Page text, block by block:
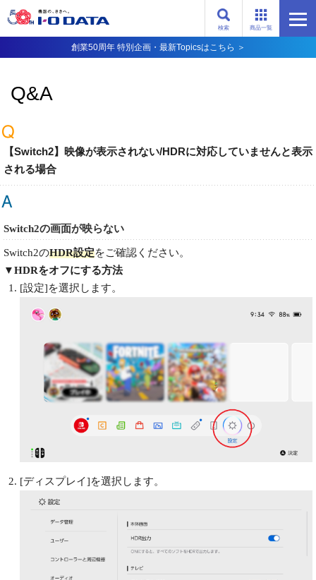
商品一覧
検索
創業50周年 特別企画・最新Topicsはこちら ＞
Q&A
【Switch2】映像が表示されない/HDRに対応していませんと表示
される場合
Switch2の画面が映らない
Switch2のHDR設定をご確認ください。
▼HDRをオフにする方法
[設定]を選択します。
[ディスプレイ]を選択します。